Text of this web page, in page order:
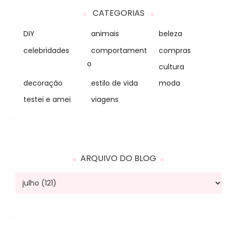
CATEGORIAS
DIY animais
beleza
celebridades
comportament
o
compras
cultura
decoração
estilo de vida
moda
testei e amei
viagens
ARQUIVO DO BLOG